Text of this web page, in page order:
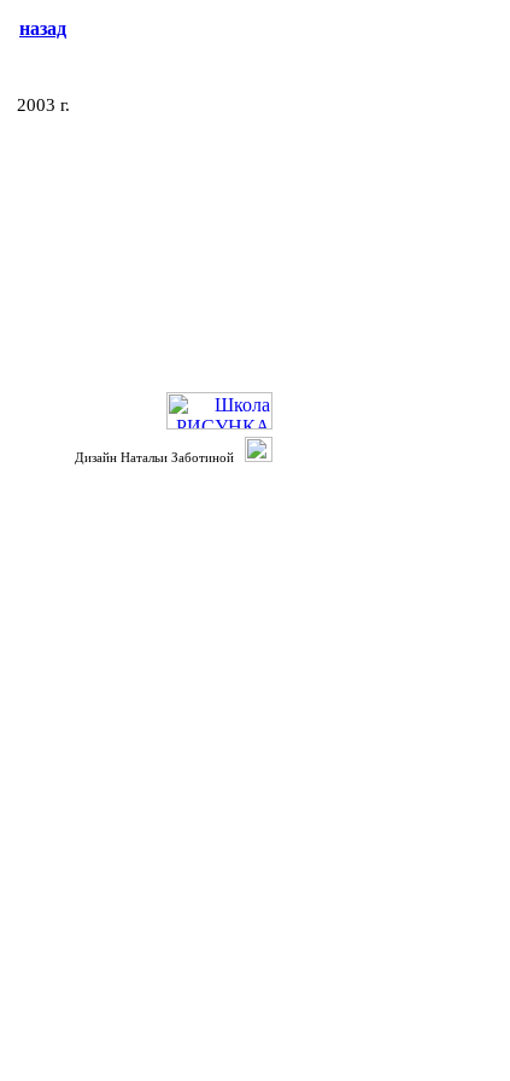
назад
2003 г.
Дизайн Натальи Заботиной